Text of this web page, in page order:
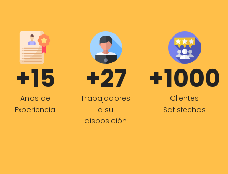
+15
Años de
Experiencia
+27
Trabajadores
a su
disposición
+1000
Clientes
Satisfechos